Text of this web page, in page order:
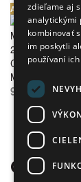
Akcia
2360 strán
Canon PGI-
Multipack
9,00€ 7,50€
O nás
zdieľame aj
analytickými
kombinovať
im poskytli
používaní